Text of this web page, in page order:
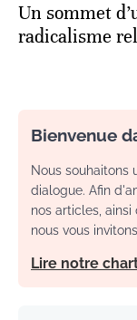
Un sommet
radicalisme
Bienvenue
Nous souhaitons
dialogue. Afin
nos articles,
nous vous
Lire notre